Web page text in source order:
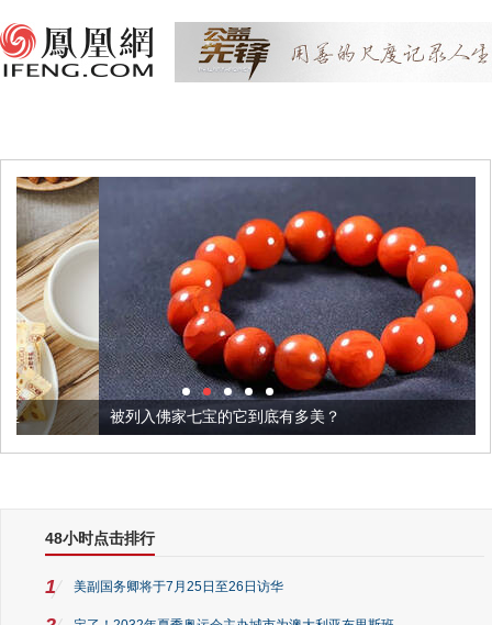
被列入佛家七宝的它到底有多美？
48小时点击排行
1 美副国务卿将于7月25日至26日访华